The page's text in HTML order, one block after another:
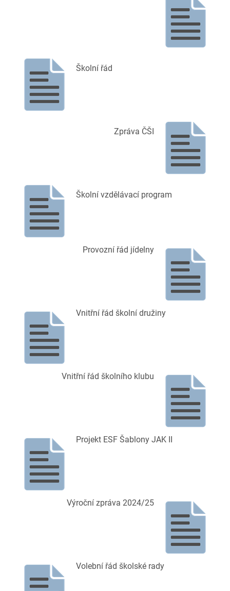
Školní řád
Zpráva ČŠI
Školní vzdělávací program
Provozní řád jídelny
Vnitřní řád školní družiny
Vnitřní řád školního klubu
Projekt ESF Šablony JAK II
Výroční zpráva 2024/25
Volební řád školské rady